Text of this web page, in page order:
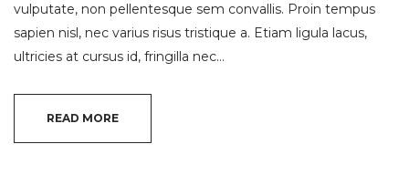
vulputate, non pellentesque sem convallis. Proin tempus
sapien nisl, nec varius risus tristique a. Etiam ligula lacus,
ultricies at cursus id, fringilla nec…
READ MORE